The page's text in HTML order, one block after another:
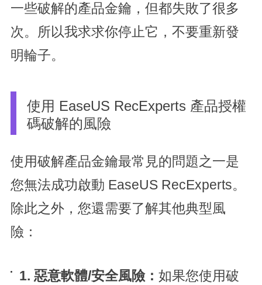
一些破解的產品金鑰，但都失敗了很多
次。所以我求求你停止它，不要重新發
明輪子。
使用 EaseUS RecExperts 產品授權
碼破解的風險
使用破解產品金鑰最常見的問題之一是
您無法成功啟動 EaseUS RecExperts。
除此之外，您還需要了解其他典型風
險：
1. 惡意軟體/安全風險： 如果您使用破